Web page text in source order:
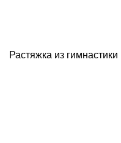
Растяжка из гимнастики